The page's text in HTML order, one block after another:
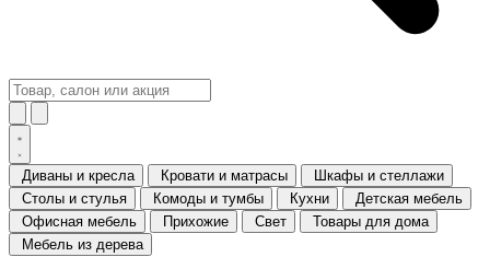
Диваны и кресла Кровати и матрасы
Шкафы и стеллажи
Столы и стулья
Комоды и тумбы Кухни
Детская мебель
Офисная мебель
Прихожие Свет
Товары для дома
Мебель из дерева